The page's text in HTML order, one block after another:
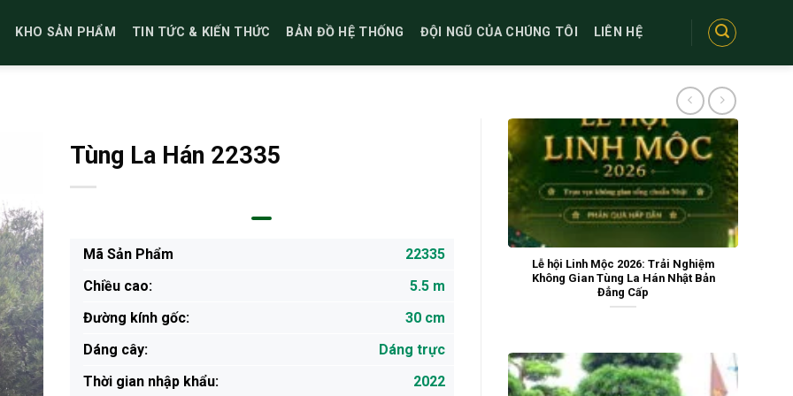
KHO SẢN PHẨM TIN TỨC & KIẾN THỨC BẢN ĐỒ HỆ THỐNG ĐỘI NGŨ CỦA CHÚNG TÔI LIÊN HỆ
Lễ hội Linh Mộc 2026: Trải Nghiệm
Không Gian Tùng La Hán Nhật Bản
Đẳng Cấp
Tùng La Hán 22335
Mã Sản Phẩm
22335
Chiều cao:
5.5 m
Đường kính gốc:
30 cm
Dáng cây:
Dáng trực
Thời gian nhập khẩu:
2022